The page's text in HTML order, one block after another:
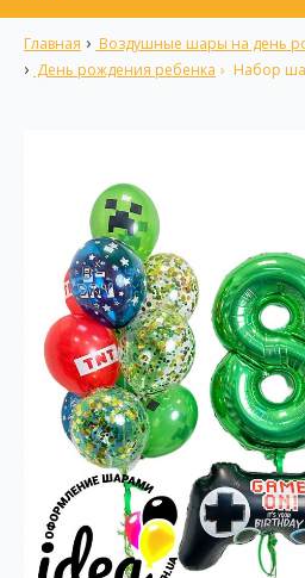
Главная
Воздушные шары на день
День рождения ребенка
Набор